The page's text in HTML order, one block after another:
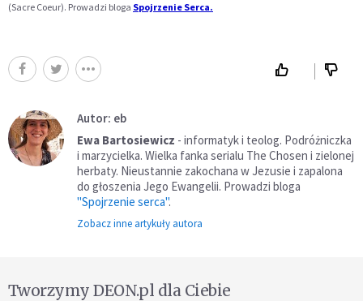
(Sacre Coeur). Prowadzi bloga Spojrzenie Serca.
Autor: eb
Ewa Bartosiewicz - informatyk i teolog. Podróżniczka
i marzycielka. Wielka fanka serialu The Chosen i zielonej
herbaty. Nieustannie zakochana w Jezusie i zapalona
do głoszenia Jego Ewangelii. Prowadzi bloga
"Spojrzenie serca".
Zobacz inne artykuły autora
Tworzymy DEON.pl dla Ciebie